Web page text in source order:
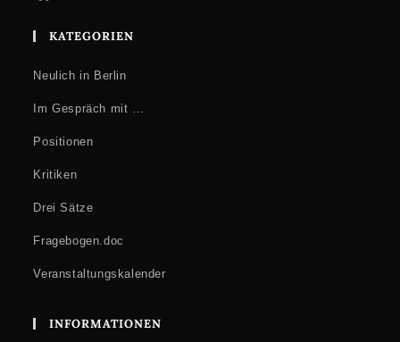
KATEGORIEN
Neulich in Berlin
Im Gespräch mit …
Positionen
Kritiken
Drei Sätze
Fragebogen.doc
Veranstaltungskalender
INFORMATIONEN